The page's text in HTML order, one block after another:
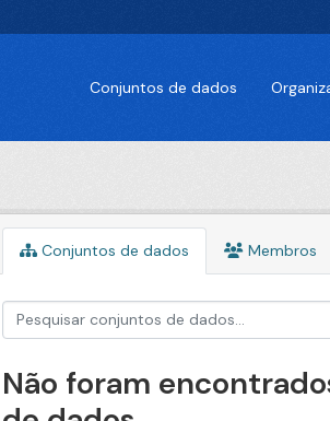
Conjuntos de dados
Conjuntos de dados Membros
Não foram